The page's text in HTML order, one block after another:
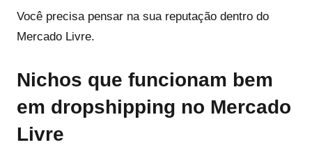
Você precisa pensar na sua reputação dentro do
Mercado Livre.
Nichos que funcionam bem
em dropshipping no Mercado
Livre